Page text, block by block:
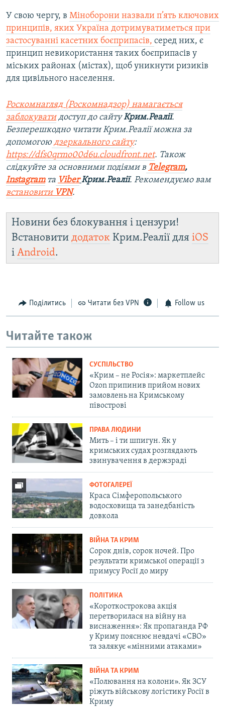
У свою чергу, в Міноборони назвали п’ять ключових
принципів, яких Україна дотримуватиметься при
застосуванні касетних боєприпасів, серед них, є
принцип невикористання таких боєприпасів у
міських районах (містах), щоб уникнути ризиків
для цивільного населення.
Роскомнагляд (Роскомнадзор) намагається
заблокуватидоступ до сайтуКрим.Реалії.
Безперешкодно читати Крим.Реалії можна за
допомогою дзеркального сайту:
https://dfs0qrmo00d6u.cloudfront.net. Також
слідкуйте за основними подіями в Telegram,
Instagramта Viber Крим.Реалії. Рекомендуємо вам
встановити VPN.
Новини без блокування і цензури!
Встановити додаток Крим.Реалії для iOS
і Android.
Поділитись Читати без VPN Follow us
Читайте також
СУСПІЛЬСТВО
«Крим – не Росія»: маркетплейс
Ozon припинив прийом нових
замовлень на Кримському
півострові
ПРАВА ЛЮДИНИ
Мить – і ти шпигун. Як у
кримських судах розглядають
звинувачення в держзраді
ФОТОГАЛЕРЕЇ
Краса Сімферопольського
водосховища та занедбаність
довкола
ВІЙНА ТА КРИМ
Сорок днів, сорок ночей. Про
результати кримської операції з
примусу Росії до миру
ПОЛІТИКА
«Короткострокова акція
перетворилася на війну на
виснаження»: Як пропаганда РФ
у Криму пояснює невдачі «СВО»
та залякує «мінними атаками»
ВІЙНА ТА КРИМ
«Полювання на колони». Як ЗСУ
ріжуть військову логістику Росії в
Криму